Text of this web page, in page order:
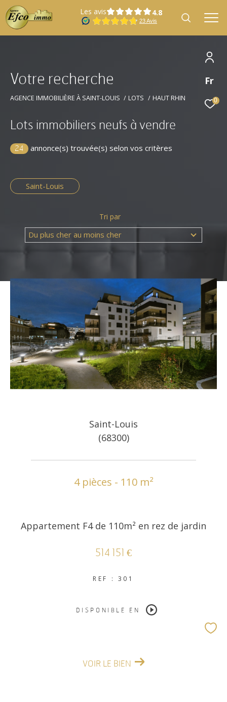
Fr
0
Les avis
Votre recherche
AGENCE IMMOBILIÈRE À SAINT-LOUIS LOTS HAUT RHIN
Lots immobiliers neufs à vendre
24 annonce(s) trouvée(s) selon vos critères
Saint-Louis
Tri par
Du plus cher au moins cher
Saint-Louis
(68300)
4 pièces - 110 m²
Appartement F4 de 110m² en rez de jardin
514 151 €
REF : 301
DISPONIBLE EN
VOIR LE BIEN
Effectuer une recherche
et trouver le bien qui correspond à vos
d'offre
Offres programmes neufs
de
bien
Type de bien
Référence
COUPS DE COEUR EXCLUSIVITÉS
NOUVEAUTÉS